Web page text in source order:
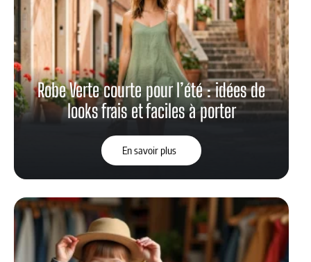
Robe Verte courte pour l’été : idées de
looks frais et faciles à porter
En savoir plus